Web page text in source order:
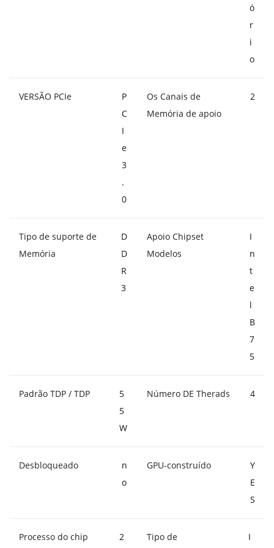
ó
r
i
o
VERSÃO PCIe
P
C
I
e
3
.
0
Os Canais de
Memória de apoio
2
Tipo de suporte de
Memória
D
D
R
3
Apoio Chipset
Modelos
I
n
t
e
l
B
7
5
Padrão TDP / TDP
5
5
W
Número DE Therads 4
Desbloqueado
n
o
GPU-construído
Y
E
S
Processo do chip
2
Tipo de
I